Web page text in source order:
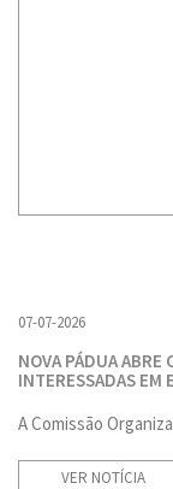
07-07-2026
NOVA PÁDUA ABRE
INTERESSADAS EM
A Comissão
VER NOTÍCIA